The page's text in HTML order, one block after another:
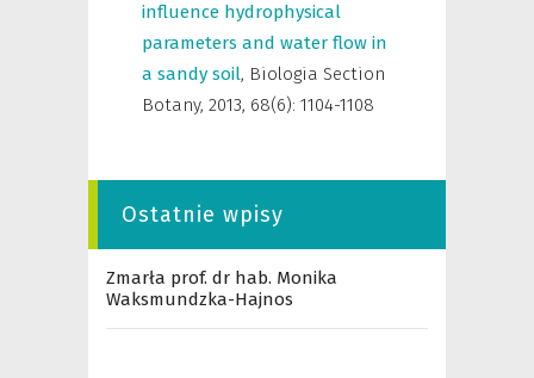
influence hydrophysical
parameters and water flow in
a sandy soil, Biologia Section
Botany, 2013, 68(6): 1104-1108
Ostatnie wpisy
Zmarła prof. dr hab. Monika
Waksmundzka-Hajnos